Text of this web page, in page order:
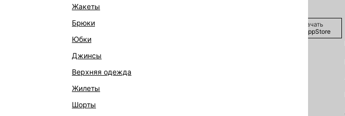
жакеты
брюки
юбки
джинсы
верхняя одежда
жилеты
шорты
Скачать
в AppStore
ОФИСНАЯ КОЛЛЕКЦИЯ